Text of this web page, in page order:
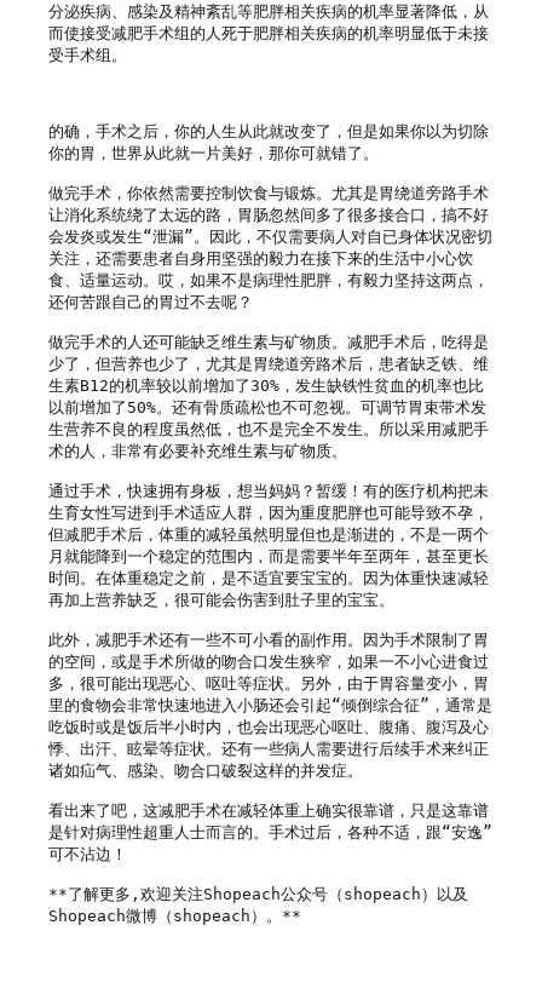
分泌疾病、感染及精神紊乱等肥胖相关疾病的机率显著降低，从
而使接受减肥手术组的人死于肥胖相关疾病的机率明显低于未接
受手术组。
的确，手术之后，你的人生从此就改变了，但是如果你以为切除
你的胃，世界从此就一片美好，那你可就错了。
做完手术，你依然需要控制饮食与锻炼。尤其是胃绕道旁路手术
让消化系统绕了太远的路，胃肠忽然间多了很多接合口，搞不好
会发炎或发生“泄漏”。因此，不仅需要病人对自已身体状况密切
关注，还需要患者自身用坚强的毅力在接下来的生活中小心饮
食、适量运动。哎，如果不是病理性肥胖，有毅力坚持这两点，
还何苦跟自己的胃过不去呢？
做完手术的人还可能缺乏维生素与矿物质。减肥手术后，吃得是
少了，但营养也少了，尤其是胃绕道旁路术后，患者缺乏铁、维
生素B12的机率较以前增加了30%，发生缺铁性贫血的机率也比
以前增加了50%。还有骨质疏松也不可忽视。可调节胃束带术发
生营养不良的程度虽然低，也不是完全不发生。所以采用减肥手
术的人，非常有必要补充维生素与矿物质。
通过手术，快速拥有身板，想当妈妈？暂缓！有的医疗机构把未
生育女性写进到手术适应人群，因为重度肥胖也可能导致不孕，
但减肥手术后，体重的减轻虽然明显但也是渐进的，不是一两个
月就能降到一个稳定的范围内，而是需要半年至两年，甚至更长
时间。在体重稳定之前，是不适宜要宝宝的。因为体重快速减轻
再加上营养缺乏，很可能会伤害到肚子里的宝宝。
此外，减肥手术还有一些不可小看的副作用。因为手术限制了胃
的空间，或是手术所做的吻合口发生狭窄，如果一不小心进食过
多，很可能出现恶心、呕吐等症状。另外，由于胃容量变小，胃
里的食物会非常快速地进入小肠还会引起“倾倒综合征”，通常是
吃饭时或是饭后半小时内，也会出现恶心呕吐、腹痛、腹泻及心
悸、出汗、眩晕等症状。还有一些病人需要进行后续手术来纠正
诸如疝气、感染、吻合口破裂这样的并发症。
看出来了吧，这减肥手术在减轻体重上确实很靠谱，只是这靠谱
是针对病理性超重人士而言的。手术过后，各种不适，跟“安逸”
可不沾边！
**了解更多,欢迎关注Shopeach公众号（shopeach）以及
Shopeach微博（shopeach）。**